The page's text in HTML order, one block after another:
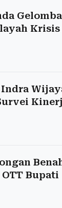
Indra
Bupati